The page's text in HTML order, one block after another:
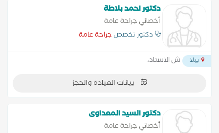
دكتور احمد بلاطة
أخصائي جراحة عامة
دكتور تخصص جراحة عامة
بيلا ش الاستاد،
بيانات العيادة والحجز
دكتور السيد المعداوى
أخصائي جراحة عامة